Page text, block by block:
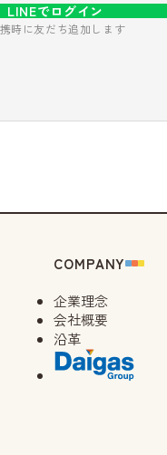
LINEでログイン
時に友だち追加します
COMPANY
企業理念
会社概要
沿革